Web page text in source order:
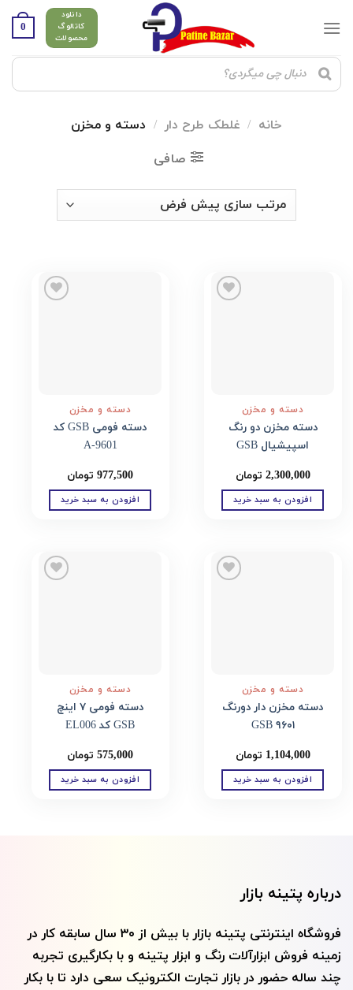
دانلود
کاتالوگ
محصولات
0
خانه / غلطک طرح دار / دسته و مخزن
صافی
دسته و مخزن
دسته مخزن دو رنگ
اسپیشیال GSB
2,300,000 تومان
افزودن به سبد خرید
دسته و مخزن
دسته فومى GSB کد
A-9601
977,500 تومان
افزودن به سبد خرید
دسته و مخزن
دسته مخزن دار دورنگ
۹۶۰۱ GSB
1,104,000 تومان
افزودن به سبد خرید
دسته و مخزن
دسته فومی ۷ اینچ
GSB کد EL006
575,000 تومان
افزودن به سبد خرید
درباره پتینه بازار
فروشگاه اینترنتی پتينه بازار با بيش از ۳۰ سال سابقه کار در
زمینه فروش ابزارآلات رنگ و ابزار پتينه و با بکارگیری تجربه
چند ساله حضور در بازار تجارت الکترونیک سعی دارد تا با بکار